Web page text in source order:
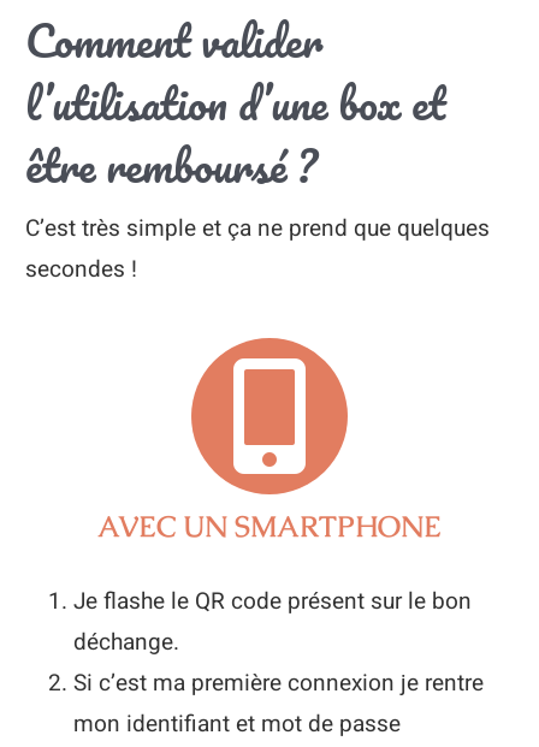
Comment valider
l’utilisation d’une box et
être remboursé ?
C’est très simple et ça ne prend que quelques
secondes !
AVEC UN SMARTPHONE
Je flashe le QR code présent sur le bon
déchange.
Si c’est ma première connexion je rentre
mon identifiant et mot de passe